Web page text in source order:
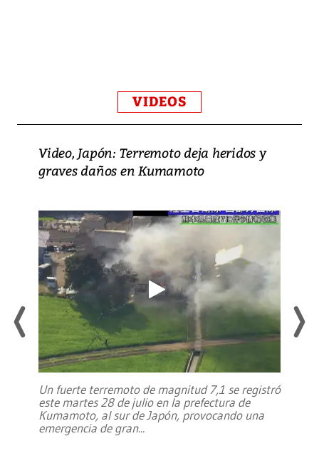
VIDEOS
Video, Japón: Terremoto deja heridos y
graves daños en Kumamoto
Un fuerte terremoto de magnitud 7,1 se registró
este martes 28 de julio en la prefectura de
Kumamoto, al sur de Japón, provocando una
emergencia de gran...